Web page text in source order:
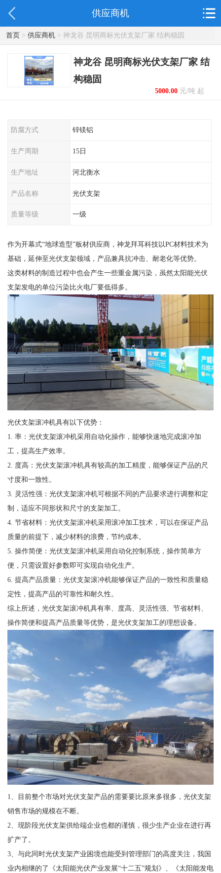
供应商机
首页> 供应商机> 神龙谷 昆明商标光伏支架厂家 结构稳固
神龙谷 昆明商标光伏支架厂家 结
构稳固
5000.00元/吨 起
防腐方式 锌镁铝
生产周期 15日
生产地址 河北衡水
产品名称 光伏支架
质量等级 一级
作为开幕式“地球造型”板材供应商，神龙拜耳科技以PC材料技术为
基础，延伸至光伏支架领域，产品兼具抗冲击、耐老化等优势。
这类材料的制造过程中也会产生一些重金属污染，虽然太阳能光伏
支架发电的单位污染比火电厂要低得多。
光伏支架滚冲机具有以下优势：
1. 率：光伏支架滚冲机采用自动化操作，能够快速地完成滚冲加
工，提高生产效率。
2. 度高：光伏支架滚冲机具有较高的加工精度，能够保证产品的尺
寸度和一致性。
3. 灵活性强：光伏支架滚冲机可根据不同的产品要求进行调整和定
制，适应不同形状和尺寸的支架加工。
4. 节省材料：光伏支架滚冲机采用滚冲加工技术，可以在保证产品
质量的前提下，减少材料的浪费，节约成本。
5. 操作简便：光伏支架滚冲机采用自动化控制系统，操作简单方
便，只需设置好参数即可实现自动化生产。
6. 提高产品质量：光伏支架滚冲机能够保证产品的一致性和质量稳
定性，提高产品的可靠性和耐久性。
综上所述，光伏支架滚冲机具有率、度高、灵活性强、节省材料、
操作简便和提高产品质量等优势，是光伏支架加工的理想设备。
1、目前整个市场对光伏支架产品的需要要比原来多很多，光伏支架
销售市场的规模在不断。
2、现阶段光伏支架供给端企业也都的谨慎，很少生产企业在进行再
扩产了。
3、与此同时光伏支架产业困境也能受到管理部门的高度关注，我国
业内相继的了《太阳能光伏产业发展“十二五”规划》、《太阳能发电